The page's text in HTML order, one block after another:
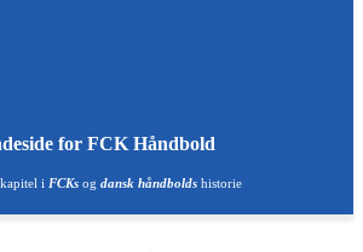
for FCK Håndbold
i FCKsog dansk håndboldshistorie